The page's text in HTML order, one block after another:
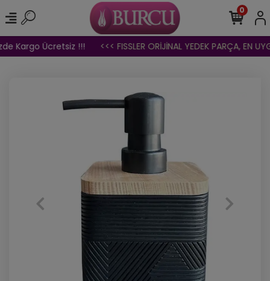
Kargo Ücretsiz !!! <<< FISSLER ORİJİNAL YEDEK PARÇA, EN
0